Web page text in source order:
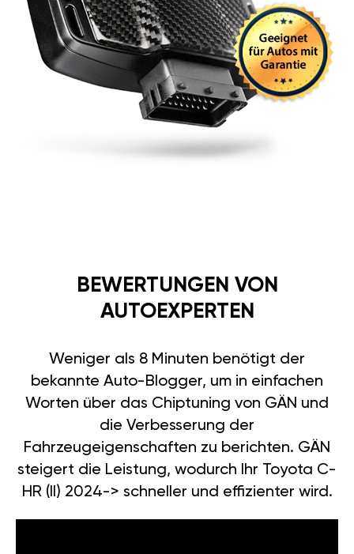
BEWERTUNGEN VON
AUTOEXPERTEN
Weniger als 8 Minuten benötigt der
bekannte Auto-Blogger, um in einfachen
Worten über das Chiptuning von GÄN und
die Verbesserung der
Fahrzeugeigenschaften zu berichten. GÄN
steigert die Leistung, wodurch Ihr Toyota C-
HR (II) 2024-> schneller und effizienter wird.